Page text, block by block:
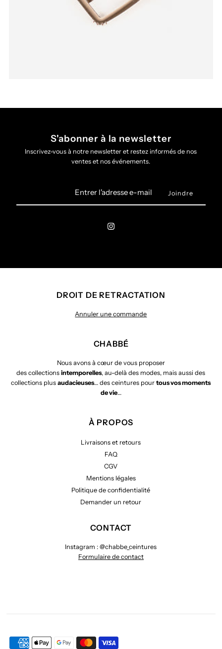
S'abonner à la newsletter
Inscrivez-vous à notre newsletter et restez informés de nos
ventes et nos événements.
e-
DROIT DE RETRACTATION
Annuler unecommande
CHABBÉ
Nous avons à cœur de vous proposer
des collectionsintemporelles, au-delà des modes, mais aussi des
collections plusaudacieuses… des ceintures pourtous vos moments
de vie…
À PROPOS
Livraisons et retours
FAQ
CGV
Mentions légales
Politique de confidentialité
Demander un retour
CONTACT
Instagram : @chabbe_ceintures
Formulaire de contact